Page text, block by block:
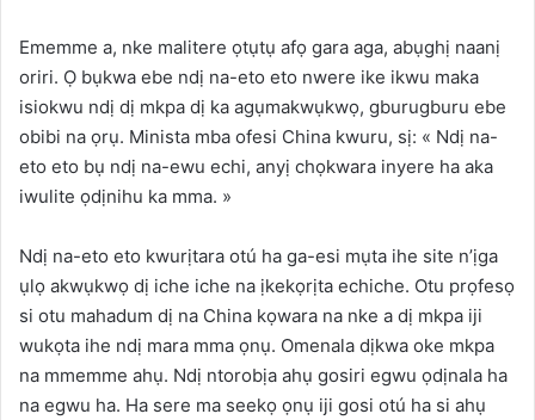
Ememme a, nke malitere ọtụtụ afọ gara aga, abụghị naanị
oriri. Ọ bụkwa ebe ndị na-eto eto nwere ike ikwu maka
isiokwu ndị dị mkpa dị ka agụmakwụkwọ, gburugburu ebe
obibi na ọrụ. Minista mba ofesi China kwuru, sị: « Ndị na-
eto eto bụ ndị na-ewu echi, anyị chọkwara inyere ha aka
iwulite ọdịnihu ka mma. »
Ndị na-eto eto kwurịtara otú ha ga-esi mụta ihe site n’ịga
ụlọ akwụkwọ dị iche iche na ịkekọrịta echiche. Otu prọfesọ
si otu mahadum dị na China kọwara na nke a dị mkpa iji
wukọta ihe ndị mara mma ọnụ. Omenala dịkwa oke mkpa
na mmemme ahụ. Ndị ntorobịa ahụ gosiri egwu ọdịnala ha
na egwu ha. Ha sere ma seekọ ọnụ iji gosi otú ha si ahụ